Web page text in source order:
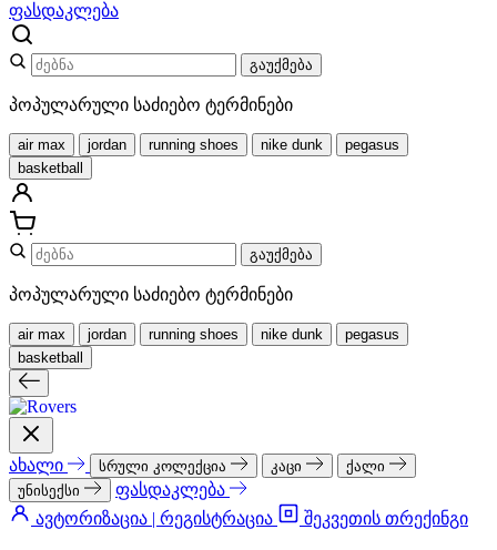
ფასდაკლება
გაუქმება
პოპულარული საძიებო ტერმინები
air max jordan running shoes nike dunk
pegasus
basketball
გაუქმება
პოპულარული საძიებო ტერმინები
air max jordan running shoes nike dunk
pegasus
basketball
ახალი სრული კოლექცია კაცი
ქალი
უნისექსი
ფასდაკლება
ავტორიზაცია | რეგისტრაცია
შეკვეთის თრექინგი